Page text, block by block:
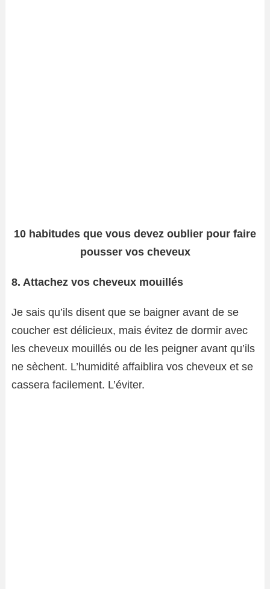
10 habitudes que vous devez oublier pour faire
pousser vos cheveux
8. Attachez vos cheveux mouillés
Je sais qu’ils disent que se baigner avant de se
coucher est délicieux, mais évitez de dormir avec
les cheveux mouillés ou de les peigner avant qu’ils
ne sèchent. L’humidité affaiblira vos cheveux et se
cassera facilement. L’éviter.